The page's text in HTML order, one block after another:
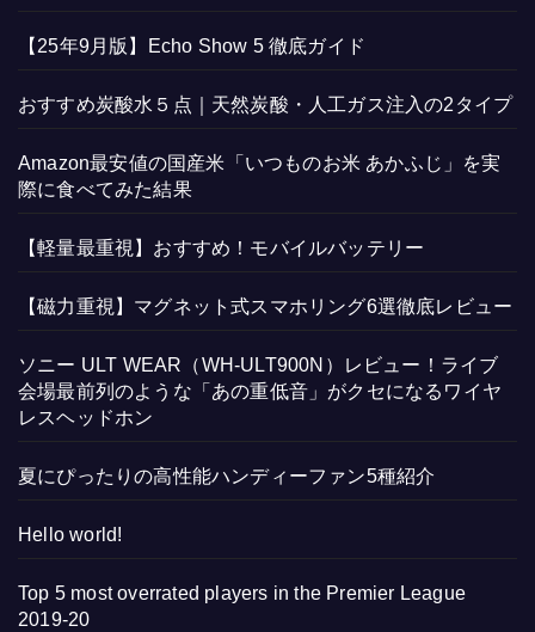
【25年9月版】Echo Show 5 徹底ガイド
おすすめ炭酸水５点｜天然炭酸・人工ガス注入の2タイプ
Amazon最安値の国産米「いつものお米 あかふじ」を実
際に食べてみた結果
【軽量最重視】おすすめ！モバイルバッテリー
【磁力重視】マグネット式スマホリング6選徹底レビュー
ソニー ULT WEAR（WH-ULT900N）レビュー！ライブ
会場最前列のような「あの重低音」がクセになるワイヤ
レスヘッドホン
夏にぴったりの高性能ハンディーファン5種紹介
Hello world!
Top 5 most overrated players in the Premier League
2019-20